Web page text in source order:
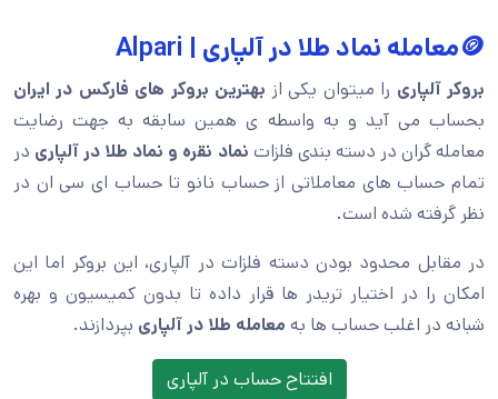
🪙معامله نماد طلا در آلپاری | Alpari
بروکر آلپاری را میتوان یکی از بهترین بروکر های فارکس در ایران
بحساب می آید و به واسطه ی همین سابقه به جهت رضایت
معامله گران در دسته بندی فلزات نماد نقره و نماد طلا در آلپاری در
تمام حساب های معاملاتی از حساب نانو تا حساب ای سی ان در
نظر گرفته شده است.
در مقابل محدود بودن دسته فلزات در آلپاری، این بروکر اما این
امکان را در اختیار تریدر ها قرار داده تا بدون کمیسیون و بهره
شبانه در اغلب حساب ها به معامله طلا در آلپاری بپردازند.
افتتاح حساب در آلپاری